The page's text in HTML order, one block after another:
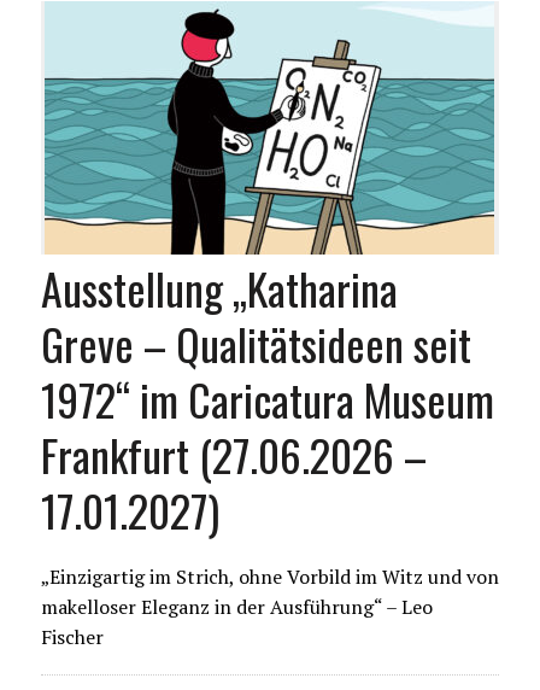
Ausstellung „Katharina
Greve – Qualitätsideen seit
1972“ im Caricatura Museum
Frankfurt (27.06.2026 –
17.01.2027)
„Einzigartig im Strich, ohne Vorbild im Witz und von
makelloser Eleganz in der Ausführung“ – Leo
Fischer